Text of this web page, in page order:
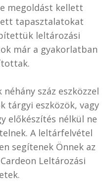
megoldást kellett
tapasztalatokat
leltározási
már a gyakorlatban
száz eszközzel
tárgyi eszközök, vagy
előkészítés nélkül ne
A leltárfelvétel
segítenek Önnek az
Leltározási